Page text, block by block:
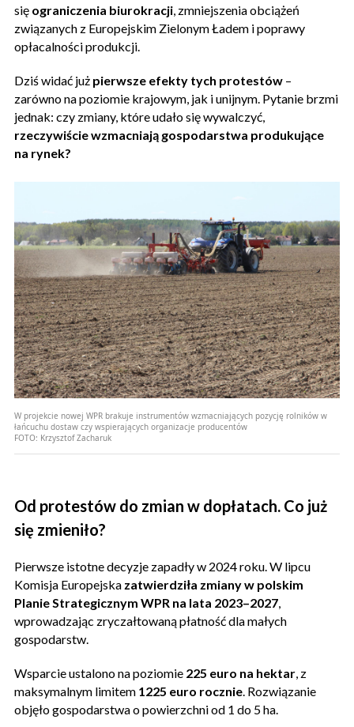
się ograniczenia biurokracji , zmniejszenia obciążeń
związanych z Europejskim Zielonym Ładem i poprawy
opłacalności produkcji.
Dziś widać już pierwsze efekty tych protestów –
zarówno na poziomie krajowym, jak i unijnym. Pytanie brzmi
jednak: czy zmiany, które udało się wywalczyć,
rzeczywiście wzmacniają gospodarstwa produkujące
na rynek?
W projekcie nowej WPR brakuje instrumentów wzmacniających pozycję rolników w
łańcuchu dostaw czy wspierających organizacje producentów
FOTO: Krzysztof Zacharuk
Od protestów do zmian w dopłatach. Co już
się zmieniło?
Pierwsze istotne decyzje zapadły w 2024 roku. W lipcu
Komisja Europejska zatwierdziła zmiany w polskim
Planie Strategicznym WPR na lata 2023–2027,
wprowadzając zryczałtowaną płatność dla małych
gospodarstw.
Wsparcie ustalono na poziomie 225 euro na hektar, z
maksymalnym limitem 1225 euro rocznie. Rozwiązanie
objęło gospodarstwa o powierzchni od 1 do 5 ha.